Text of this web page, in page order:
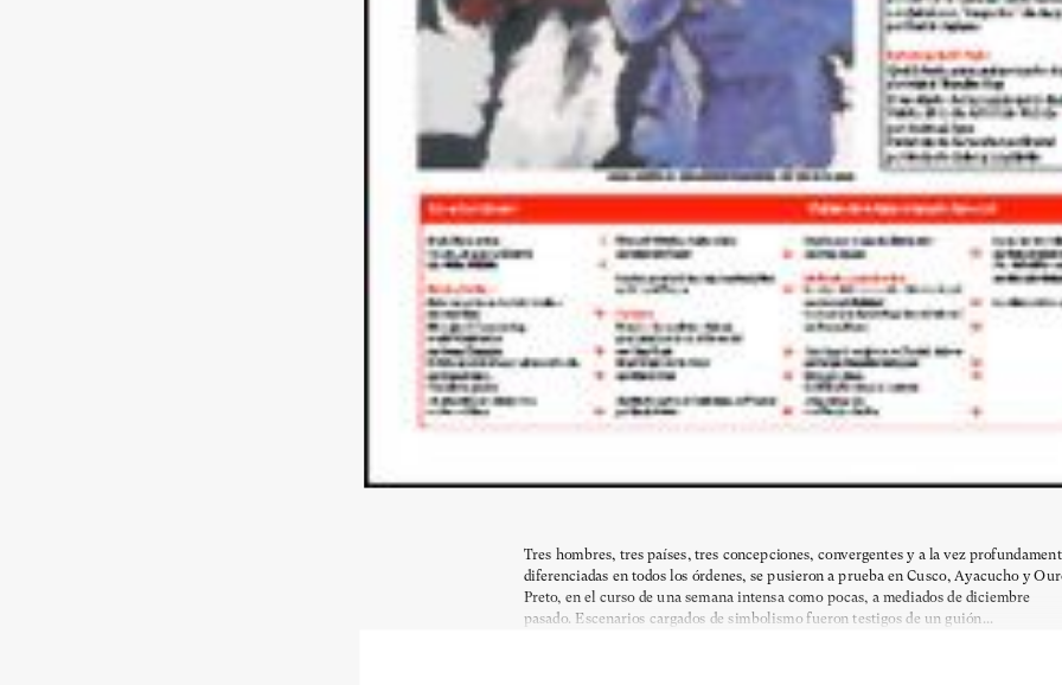
Tres hombres, tres países, tres concepciones, convergentes y a la vez
diferenciadas en todos los órdenes, se pusieron a prueba en Cusco, Ayacucho y
Preto, en el curso de una semana intensa como pocas, a mediados de diciembre
pasado. Escenarios cargados de simbolismo fueron testigos de un guión...